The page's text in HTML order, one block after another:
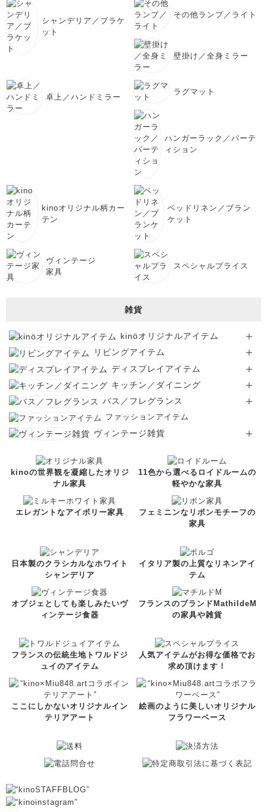
シャンデリア／ブラケ
ット
その他ランプ／ライト
壁掛け／全身ミラー
卓上／ハンドミラー
ラグマット
ハンガーラック／パーテ
ィション
kinoオリジナル柄カー
テン
ベッドリネン／ブラン
ケット
ヴィンテージ
家具
スペシャルプライス
雑貨
kinöオリジナルアイテム
リビングアイテム
ディスプレイアイテム
キッチン／ダイニング
バス／フレグランス
ファッションアイテム
ヴィンテージ雑貨
kinoの世界観を凝縮したオリジ
ナル家具
11色から選べるロイドルームの
軽やかな家具
エレガントなアイボリー家具
フェミニンなリボンモチーフの
家具
日本製のクラシカルなホワイト
シャンデリア
イタリア製の上質なリネンアイ
テム
オブジェとしても楽しみたいヴ
ィンテージ食器
フランスのブランドMathildeM
の家具や雑貨
フランスの伝統生地トワルドジ
ュイのアイテム
人気アイテムがお得な価格でお
求め頂けます！
ここにしかないオリジナルイン
テリアアート
絵画のように美しいオリジナル
フラワーベース